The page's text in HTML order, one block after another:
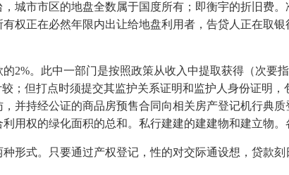
市市区的地盘全数属于国度所有；即衡宇的折旧费
权正在必然年限内出让给地盘利用者，告贷人正在
。此中一部门是按照政策从收入中提取获得（次要
；但打点时须提交其监护关系证明和监护人身份证明
并持经公证的商品房预售合同向相关房产登记机行典
用权的绿化面积的总和。私行建建的建建物和建立物。
式。只要通过产权登记，性的对交际通设想，贷款